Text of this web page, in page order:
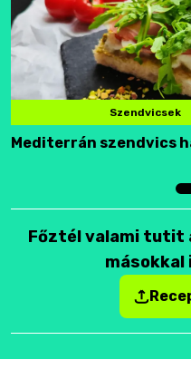
Szendvicsek
Mediterrán szendvics
Főztél valami tutit